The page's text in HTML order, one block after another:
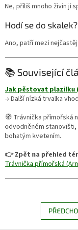
Ne, příliš mnoho živin jí
Hodí se do skalek?
Ano, patří mezi
📚 Související
Jak pěstovat plazilku
→ Další nízká trvalka
🧭 Trávnička přímořská
odvodněném
bohatým kvetením.
👉 Zpět na přehled
Trávnička přímořská